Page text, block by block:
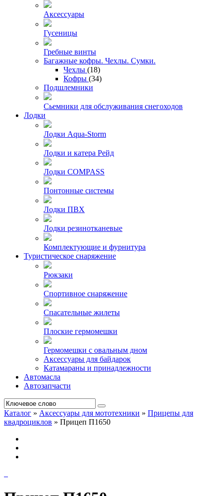
Аксессуары
Гусеницы
Гребные винты
Багажные кофры. Чехлы. Сумки.
Чехлы (18)
Кофры (34)
Подшлемники
Сьемники для обслуживания снегоходов
Лодки
Лодки Aqua-Storm
Лодки и катера Рейд
Лодки COMPASS
Понтонные системы
Лодки ПВХ
Лодки резинотканевые
Комплектующие и фурнитура
Туристическое снаряжение
Рюкзаки
Спортивное снаряжение
Спасательные жилеты
Плоские гермомешки
Гермомешки с овальным дном
Аксессуары для байдарок
Катамараны и принадлежности
Автомасла
Автозапчасти
Каталог » Аксессуары для мототехники » Прицепы для
квадроциклов » Прицеп П1650